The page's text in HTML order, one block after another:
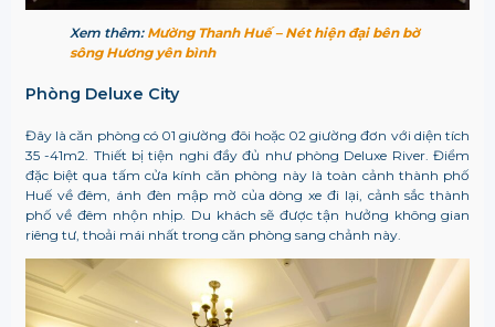
Xem thêm: Mường Thanh Huế – Nét hiện đại bên bờ
sông Hương yên bình
Phòng Deluxe City
Đây là căn phòng có 01 giường đôi hoặc 02 giường đơn với diện tích
35 -41m2. Thiết bị tiện nghi đầy đủ như phòng Deluxe River. Điểm
đặc biệt qua tấm cửa kính căn phòng này là toàn cảnh thành phố
Huế về đêm, ánh đèn mập mờ của dòng xe đi lại, cảnh sắc thành
phố về đêm nhộn nhịp. Du khách sẽ được tận hưởng không gian
riêng tư, thoải mái nhất trong căn phòng sang chảnh này.